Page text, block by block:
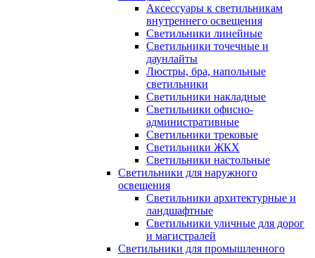
Аксессуары к светильникам
внутреннего освещения
Светильники линейные
Светильники точечные и
даунлайты
Люстры, бра, напольные
светильники
Светильники накладные
Светильники офисно-
административные
Светильники трековые
Светильники ЖКХ
Светильники настольные
Светильники для наружного
освещения
Светильники архитектурные и
ландшафтные
Светильники уличные для дорог
и магистралей
Светильники для промышленного